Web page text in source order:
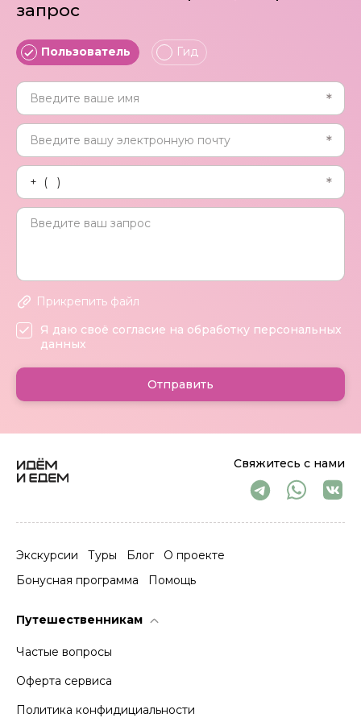
Свяжитесь с нами
Экскурсии Туры Блог
О проекте
Бонусная программа
Помощь
Путешественникам
Частые вопросы
Оферта сервиса
Политика конфидициальности
запрос
Пользователь Гид
Прикрепить файл
Я даю своё согласие на обработку персональных
данных
Отправить